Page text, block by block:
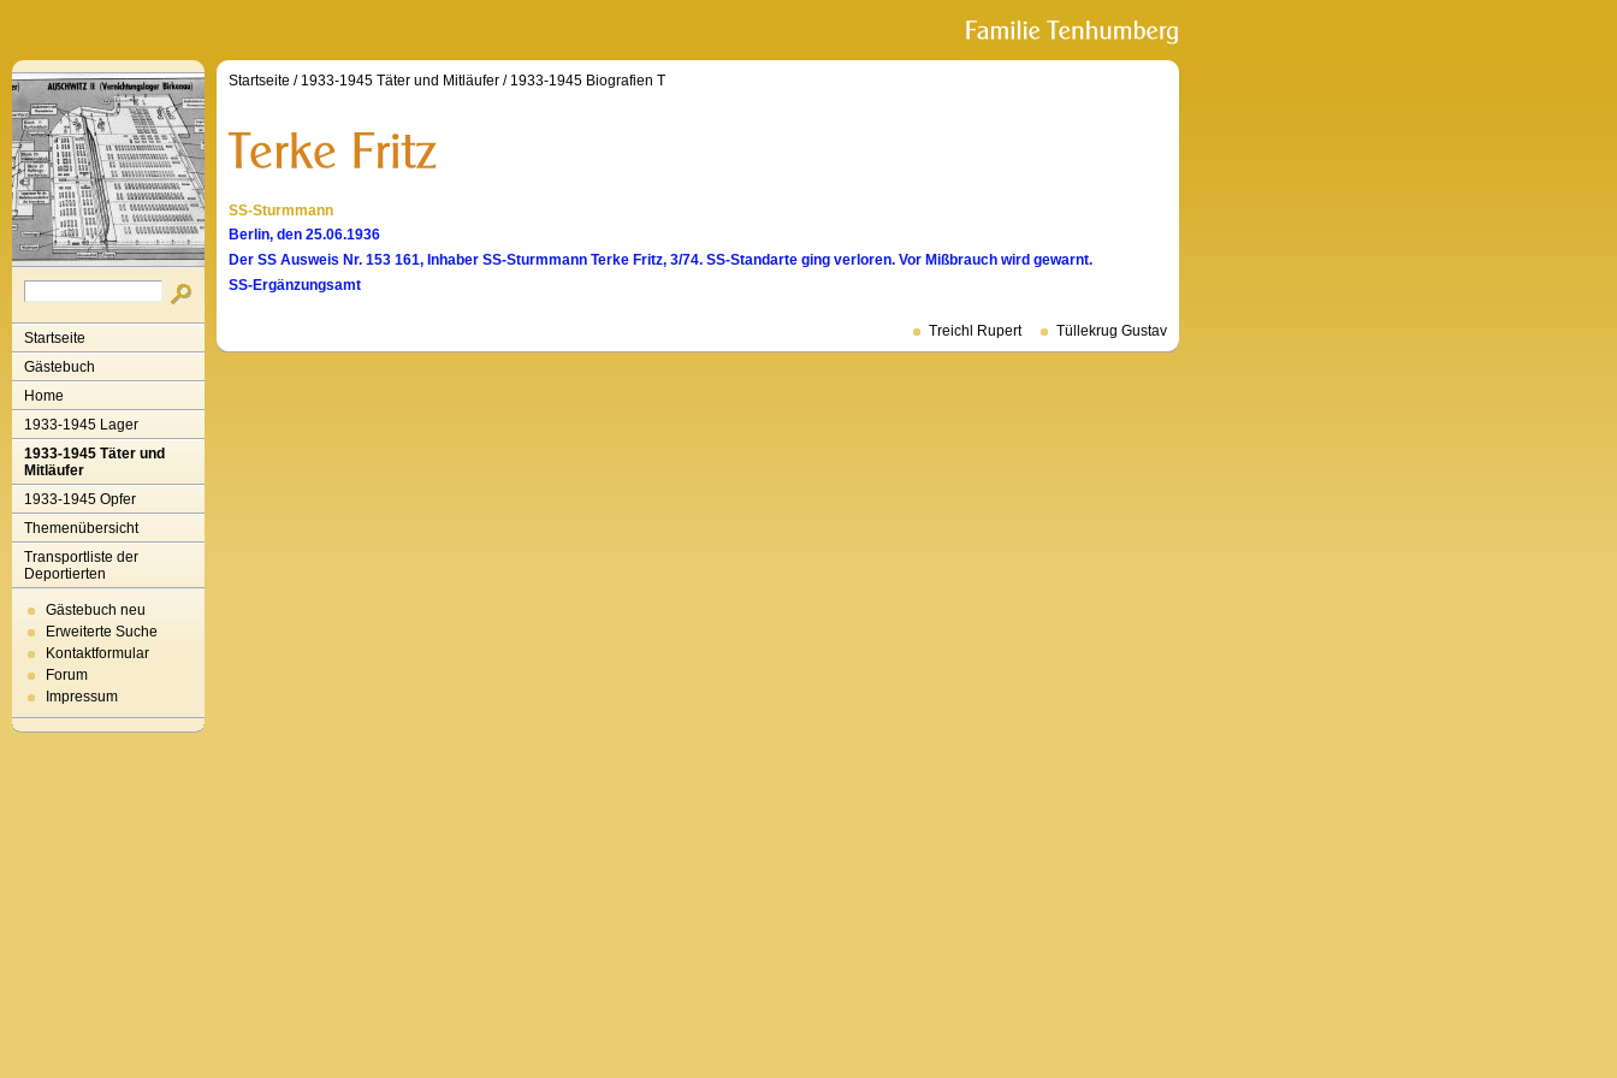
Startseite
Gästebuch
Home
1933-1945 Lager
1933-1945 Täter und
Mitläufer
1933-1945 Opfer
Themenübersicht
Transportliste der
Deportierten
Gästebuch neu
Erweiterte Suche
Kontaktformular
Forum
Impressum
Startseite / 1933-1945 Täter und Mitläufer / 1933-1945 Biografien T
SS-Sturmmann
Berlin, den 25.06.1936
Der SS Ausweis Nr. 153 161, Inhaber SS-Sturmmann Terke Fritz, 3/74. SS-Standarte ging verloren. Vor Mißbrauch wird gewarnt.
SS-Ergänzungsamt
Treichl Rupert Tüllekrug Gustav